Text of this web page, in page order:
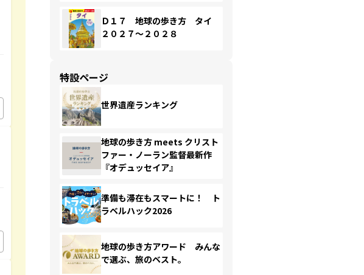
Ｄ１７ 地球の歩き方 タイ
２０２７～２０２８
特設ページ
世界遺産ランキング
地球の歩き方 meets クリスト
ファー・ノーラン監督最新作
『オデュッセイア』
準備も滞在もスマートに！ ト
ラベルハック2026
地球の歩き方アワード みんな
で選ぶ、旅のベスト。